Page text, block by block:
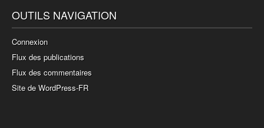
OUTILS NAVIGATION
Connexion
Flux des publications
Flux des commentaires
Site de WordPress-FR